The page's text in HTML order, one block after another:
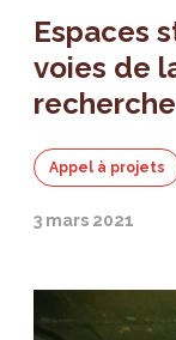
Espaces
voies de
Appel à projets
3 mars 2021